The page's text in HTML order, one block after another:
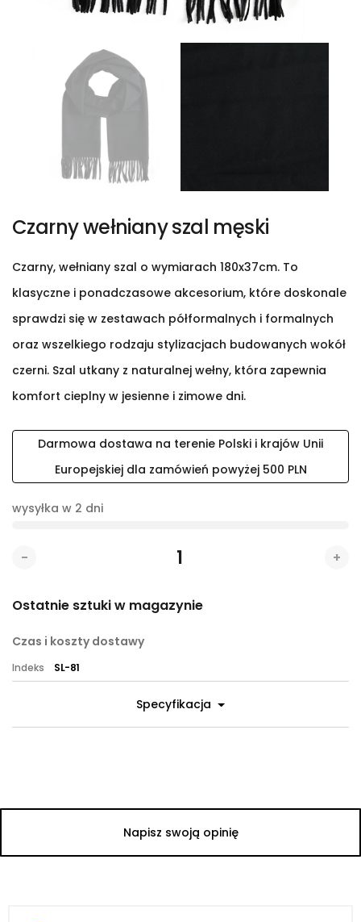
Czarny wełniany szal męski
Czarny, wełniany szal o wymiarach 180x37cm. To
klasyczne i ponadczasowe akcesorium, które doskonale
sprawdzi się w zestawach półformalnych i formalnych
oraz wszelkiego rodzaju stylizacjach budowanych wokół
czerni. Szal utkany z naturalnej wełny, która zapewnia
komfort cieplny w jesienne i zimowe dni.
Darmowa dostawa na terenie Polski i krajów Unii
Europejskiej dla zamówień powyżej 500 PLN
wysyłka w 2 dni
- +
Ostatnie sztuki w magazynie
Czas i koszty dostawy
Indeks SL-81
Specyfikacja
Napisz swoją opinię